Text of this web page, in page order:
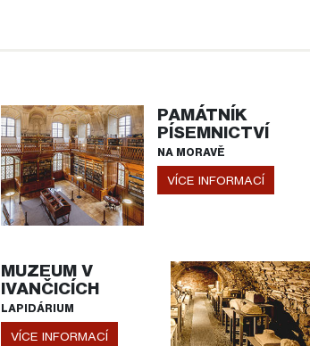
PAMÁTNÍK
PÍSEMNICTVÍ
NA MORAVĚ
VÍCE INFORMACÍ
MUZEUM V
IVANČICÍCH
LAPIDÁRIUM
VÍCE INFORMACÍ